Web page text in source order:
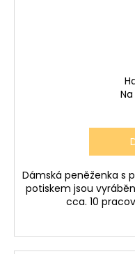
Dámská peněženka s
potiskem jsou
cca. 10